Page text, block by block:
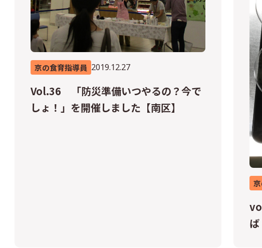
京の食育指導員 2019.12.27
Vol.36 「防災準備いつやるの？今で
しょ！」を開催しました【南区】